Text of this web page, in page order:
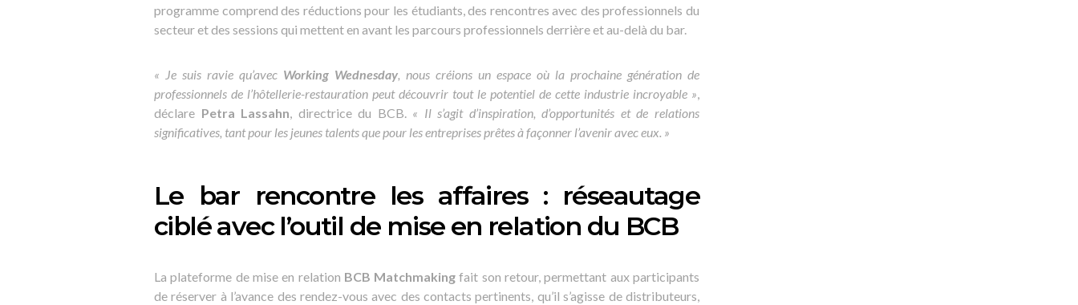
programme comprend des réductions pour les étudiants, des rencontres avec des professionnels du
secteur et des sessions qui mettent en avant les parcours professionnels derrière et au-delà du bar.
« Je suis ravie qu’avec Working Wednesday, nous créions un espace où la prochaine génération de
professionnels de l’hôtellerie-restauration peut découvrir tout le potentiel de cette industrie incroyable »,
déclare Petra Lassahn, directrice du BCB. « Il s’agit d’inspiration, d’opportunités et de relations
significatives, tant pour les jeunes talents que pour les entreprises prêtes à façonner l’avenir avec eux. »
Le bar rencontre les affaires : réseautage
ciblé avec l’outil de mise en relation du BCB
La plateforme de mise en relation BCB Matchmaking fait son retour, permettant aux participants
de réserver à l’avance des rendez-vous avec des contacts pertinents, qu’il s’agisse de distributeurs,